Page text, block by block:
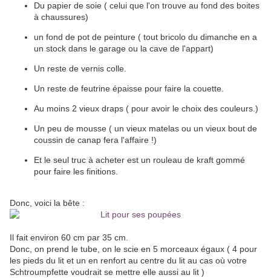
Du papier de soie ( celui que l'on trouve au fond des boites
à chaussures)
un fond de pot de peinture ( tout bricolo du dimanche en a
un stock dans le garage ou la cave de l'appart)
Un reste de vernis colle.
Un reste de feutrine épaisse pour faire la couette.
Au moins 2 vieux draps ( pour avoir le choix des couleurs.)
Un peu de mousse ( un vieux matelas ou un vieux bout de
coussin de canap fera l'affaire !)
Et le seul truc à acheter est un rouleau de kraft gommé
pour faire les finitions.
Donc, voici la bête :
Il fait environ 60 cm par 35 cm.
Donc, on prend le tube, on le scie en 5 morceaux égaux ( 4 pour
les pieds du lit et un en renfort au centre du lit au cas où votre
Schtroumpfette voudrait se mettre elle aussi au lit )